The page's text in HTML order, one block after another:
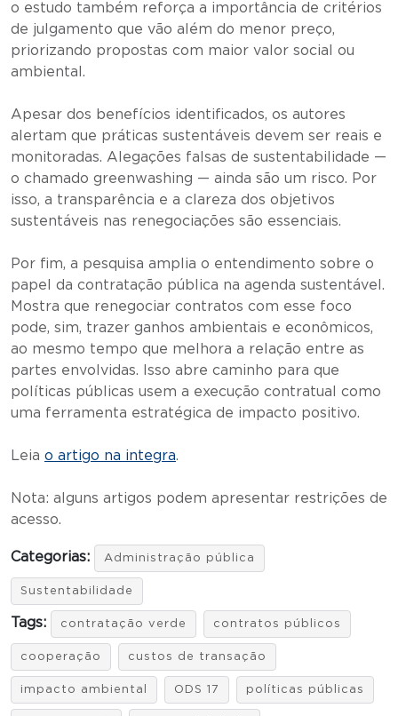
o estudo também reforça a importância de critérios
de julgamento que vão além do menor preço,
priorizando propostas com maior valor social ou
ambiental.
Apesar dos benefícios identificados, os autores
alertam que práticas sustentáveis devem ser reais e
monitoradas. Alegações falsas de sustentabilidade —
o chamado greenwashing — ainda são um risco. Por
isso, a transparência e a clareza dos objetivos
sustentáveis nas renegociações são essenciais.
Por fim, a pesquisa amplia o entendimento sobre o
papel da contratação pública na agenda sustentável.
Mostra que renegociar contratos com esse foco
pode, sim, trazer ganhos ambientais e econômicos,
ao mesmo tempo que melhora a relação entre as
partes envolvidas. Isso abre caminho para que
políticas públicas usem a execução contratual como
uma ferramenta estratégica de impacto positivo.
Leia o artigo na integra.
Nota: alguns artigos podem apresentar restrições de
acesso.
Categorias: Administração pública
Sustentabilidade
Tags: contratação verde contratos públicos
cooperação custos de transação
impacto ambiental ODS 17 políticas públicas